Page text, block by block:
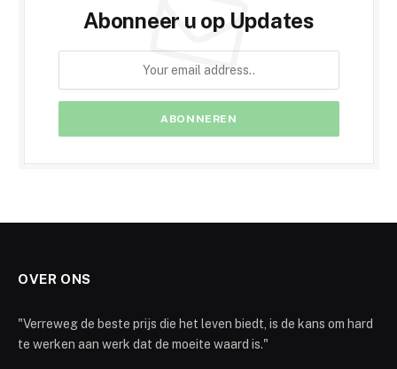
Abonneer u op Updates
OVER ONS
"Verreweg de beste prijs die het leven biedt, is de kans om hard
te werken aan werk dat de moeite waard is."